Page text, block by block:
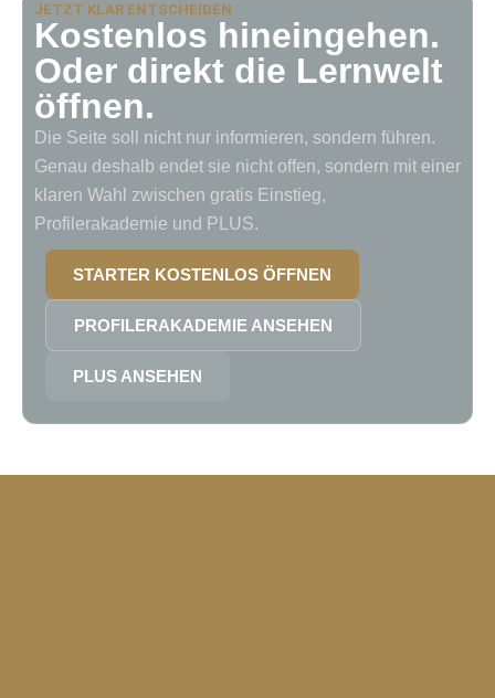
JETZT KLAR ENTSCHEIDEN
Kostenlos hineingehen.
Oder direkt die Lernwelt
öffnen.
Die Seite soll nicht nur informieren, sondern führen.
Genau deshalb endet sie nicht offen, sondern mit einer
klaren Wahl zwischen gratis Einstieg,
Profilerakademie und PLUS.
STARTER KOSTENLOS ÖFFNEN
PROFILERAKADEMIE ANSEHEN
PLUS ANSEHEN